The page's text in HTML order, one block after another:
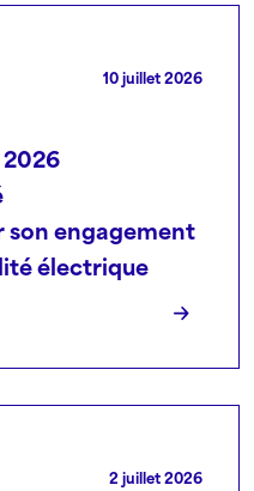
10 juillet 2026
2026
son engagement
électrique
2 juillet 2026